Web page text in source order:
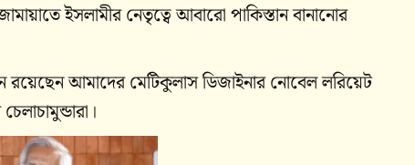
ইসলামীর নেতৃত্বে আবারো পাকিস্তান বানানোর
রয়েছেন আমাদের মেটিকুলাস ডিজাইনার নোবেল লরিয়েট